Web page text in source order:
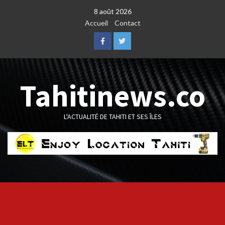
8 août 2026
Accueil
Contact
FacebookTwitter
Tahitinews.co
L'ACTUALITÉ DE TAHITI ET SES ÎLES